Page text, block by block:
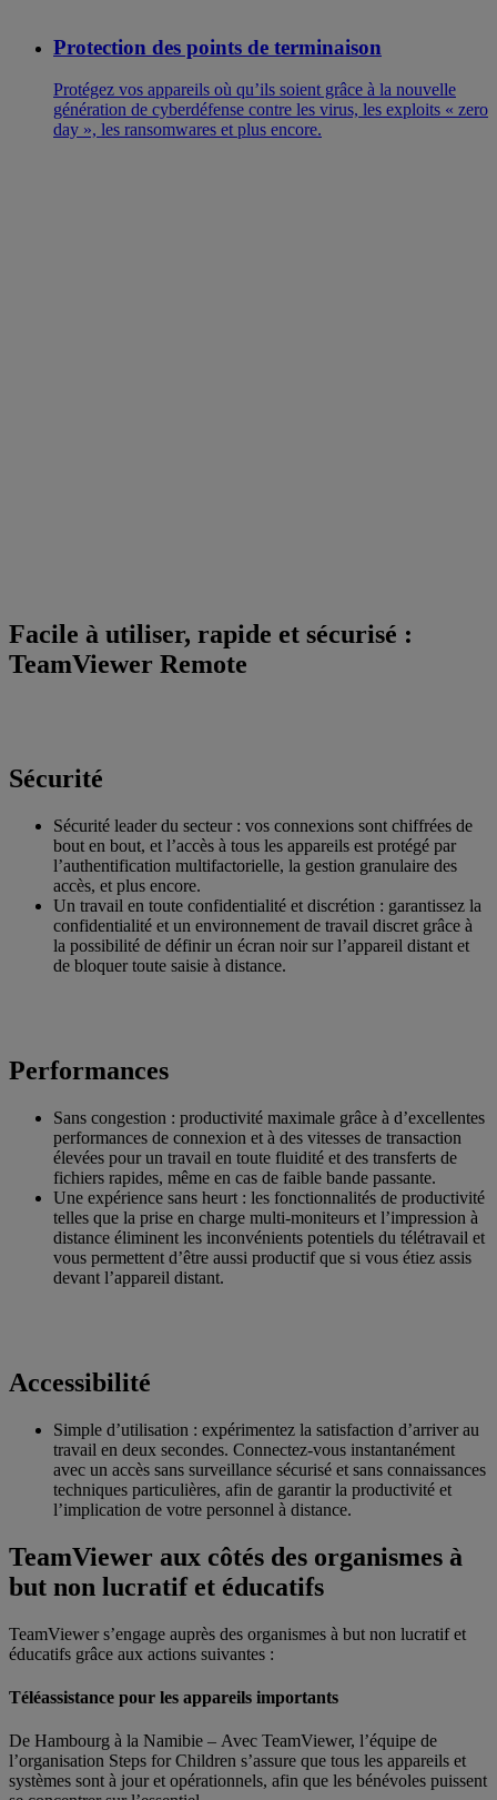
Protection des points de terminaison
Protégez vos appareils où qu’ils soient grâce à la nouvelle
génération de cyberdéfense contre les virus, les exploits « zero
day », les ransomwares et plus encore.
Facile à utiliser, rapide et sécurisé :
TeamViewer Remote
Sécurité
Sécurité leader du secteur : vos connexions sont chiffrées de
bout en bout, et l’accès à tous les appareils est protégé par
l’authentification multifactorielle, la gestion granulaire des
accès, et plus encore.
Un travail en toute confidentialité et discrétion : garantissez la
confidentialité et un environnement de travail discret grâce à
la possibilité de définir un écran noir sur l’appareil distant et
de bloquer toute saisie à distance.
Performances
Sans congestion : productivité maximale grâce à d’excellentes
performances de connexion et à des vitesses de transaction
élevées pour un travail en toute fluidité et des transferts de
fichiers rapides, même en cas de faible bande passante.
Une expérience sans heurt : les fonctionnalités de productivité
telles que la prise en charge multi-moniteurs et l’impression à
distance éliminent les inconvénients potentiels du télétravail et
vous permettent d’être aussi productif que si vous étiez assis
devant l’appareil distant.
Accessibilité
Simple d’utilisation : expérimentez la satisfaction d’arriver au
travail en deux secondes. Connectez-vous instantanément
avec un accès sans surveillance sécurisé et sans connaissances
techniques particulières, afin de garantir la productivité et
l’implication de votre personnel à distance.
TeamViewer aux côtés des organismes à
but non lucratif et éducatifs
TeamViewer s’engage auprès des organismes à but non lucratif et
éducatifs grâce aux actions suivantes :
Téléassistance pour les appareils importants
De Hambourg à la Namibie – Avec TeamViewer, l’équipe de
l’organisation Steps for Children s’assure que tous les appareils et
systèmes sont à jour et opérationnels, afin que les bénévoles puissent